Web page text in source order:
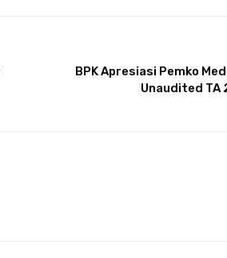
BPK Apresiasi Pemko
Unaudited TA